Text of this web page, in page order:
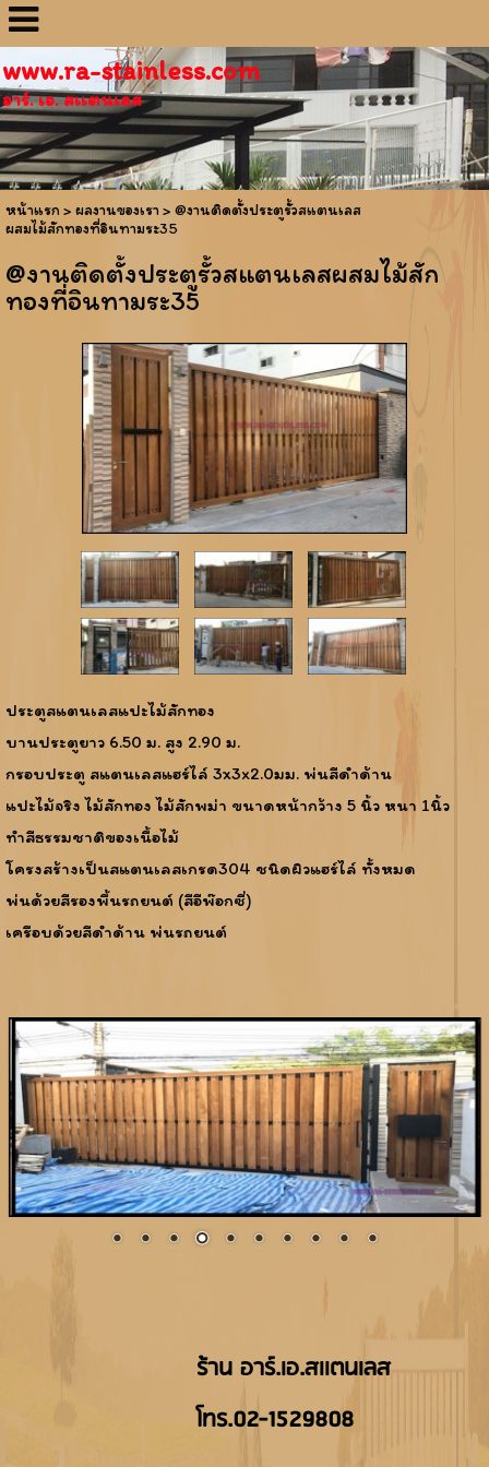
www.ra-stainless.com
อาร์. เอ. สเเตนเลส
หน้าแรก > ผลงานของเรา > @งานติดตั้งประตูรั้วสแตนเลส
ผสมไม้สักทองที่อินทามระ35
@งานติดตั้งประตูรั้วสแตนเลสผสมไม้สัก
ทองที่อินทามระ35
ประตูสแตนเลสแปะไม้สักทอง
บานประตูยาว 6.50 ม. สูง 2.90 ม.
กรอบประตู สแตนเลสแฮร์ไล์ 3x3x2.0มม. พ่นสีดำด้าน
แปะไม้จริง ไม้สักทอง ไม้สักพม่า ขนาดหน้ากว้าง 5 นิ้ว หนา 1นิ้ว
ทำสีธรรมชาติของเนื้อไม้
โครงสร้างเป็นสแตนเลสเกรด304 ชนิดผิวแฮร์ไล์ ทั้งหมด
พ่นด้วยสีรองพื้นรถยนต์ (สีอีพ๊อกซี่)
เครือบด้วยสีดำด้าน พ่นรถยนต์
ร้าน อาร์.เอ.สเเตนเลส
โทร.02-1529808